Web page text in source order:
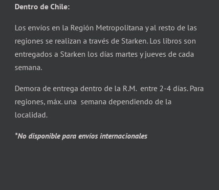
Dentro de Chile:
Los envíos en la Región Metropolitana y al resto de las
regiones se realizan a través de Starken. Los libros son
entregados a Starken los días martes y jueves de cada
semana.
Demora de entrega dentro de la R.M. entre 2-4 días. Para
regiones, máx. una semana dependiendo de la
localidad.
*No disponible para envíos internacionales